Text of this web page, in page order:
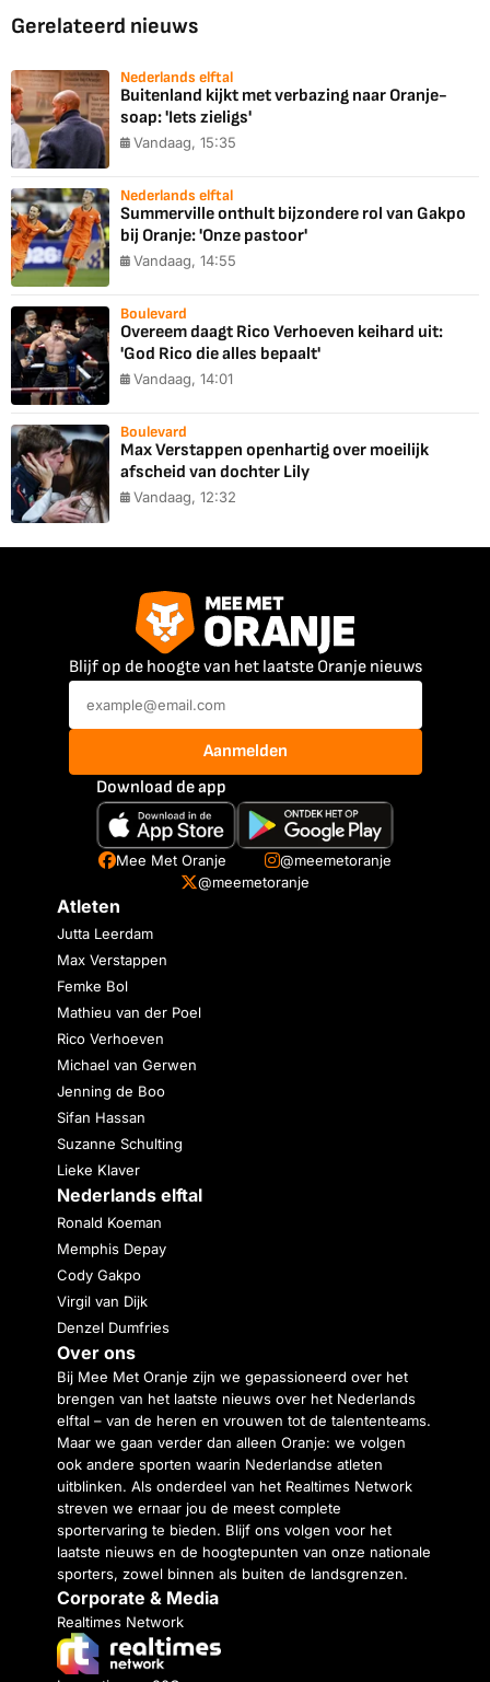
Gerelateerd nieuws
Nederlands elftal
Buitenland kijkt met verbazing naar Oranje-
soap: 'Iets zieligs'
Vandaag, 15:35
Nederlands elftal
Summerville onthult bijzondere rol van Gakpo
bij Oranje: 'Onze pastoor'
Vandaag, 14:55
Boulevard
Overeem daagt Rico Verhoeven keihard uit:
'God Rico die alles bepaalt'
Vandaag, 14:01
Boulevard
Max Verstappen openhartig over moeilijk
afscheid van dochter Lily
Vandaag, 12:32
Blijf op de hoogte van het laatste Oranje nieuws
Aanmelden
Download de app
Mee Met Oranje
@meemetoranje
@meemetoranje
Atleten
Jutta Leerdam
Max Verstappen
Femke Bol
Mathieu van der Poel
Rico Verhoeven
Michael van Gerwen
Jenning de Boo
Sifan Hassan
Suzanne Schulting
Lieke Klaver
Nederlands elftal
Ronald Koeman
Memphis Depay
Cody Gakpo
Virgil van Dijk
Denzel Dumfries
Over ons
Bij Mee Met Oranje zijn we gepassioneerd over het
brengen van het laatste nieuws over het Nederlands
elftal – van de heren en vrouwen tot de talententeams.
Maar we gaan verder dan alleen Oranje: we volgen
ook andere sporten waarin Nederlandse atleten
uitblinken. Als onderdeel van het Realtimes Network
streven we ernaar jou de meest complete
sportervaring te bieden. Blijf ons volgen voor het
laatste nieuws en de hoogtepunten van onze nationale
sporters, zowel binnen als buiten de landsgrenzen.
Corporate & Media
Realtimes Network